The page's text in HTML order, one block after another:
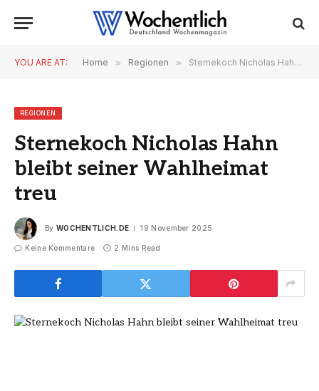
YOU ARE AT: Home » Regionen » Sternekoch Nicholas Hahn bleibt seiner Wahlheimat treu
REGIONEN
Sternekoch Nicholas Hahn
bleibt seiner Wahlheimat
treu
By WOCHENTLICH.DE 19 November 2025
Keine Kommentare 2 Mins Read